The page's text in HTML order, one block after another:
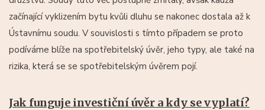
začínající vyklizením bytu kvůli dluhu se nakonec dostala až k
Ústavnímu soudu. V souvislosti s tímto případem se proto
podíváme blíže na spotřebitelský úvěr, jeho typy, ale také na
rizika, která se se spotřebitelským úvěrem pojí.
Jak funguje investiční úvěr a kdy se vyplatí?